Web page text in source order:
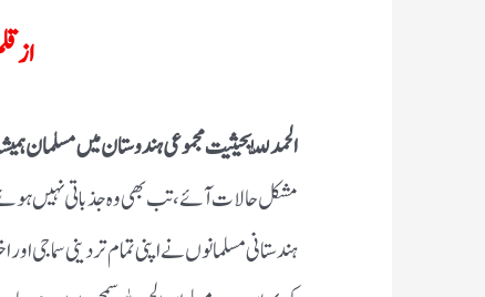
از
الحمد للّٰہ بحیثیت مجموعی ہندوستان میں
مشکل حالات آئے، تب بھی وہ جذباتی نہیں ہوئے
ہندستانی مسلمانوں نے اپنی تمام تر دینی سماجی